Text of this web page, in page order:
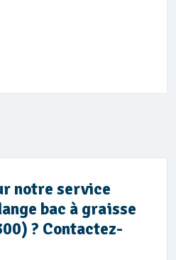
notre service
bac à graisse
? Contactez-